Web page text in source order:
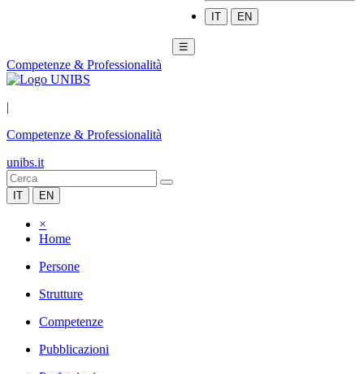
IT EN
☰
Competenze & Professionalità
|
Competenze & Professionalità
unibs.it
IT EN
×
Home
Persone
Strutture
Competenze
Pubblicazioni